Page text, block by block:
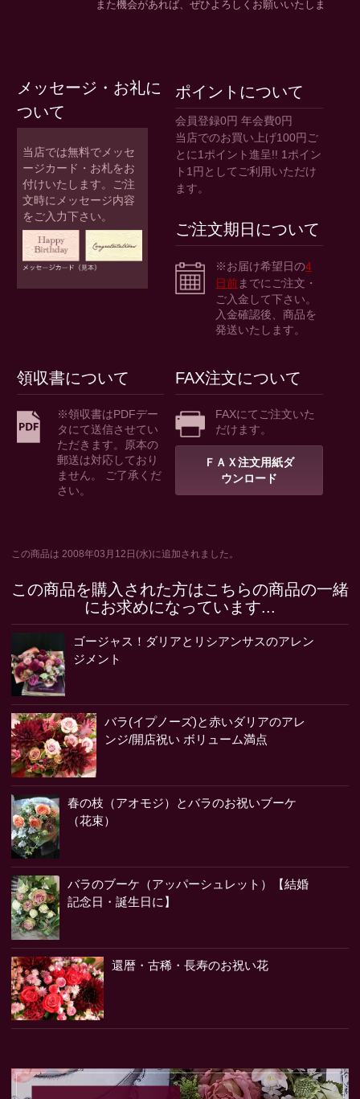
メッセージ・お礼に
ついて
当店では無料でメッセ
ージカード・お札をお
付けいたします。ご注
文時にメッセージ内容
をご入力下さい。
ポイントについて
会員登録0円 年会費0円
当店でのお買い上げ100円ご
とに1ポイント進呈!! 1ポイン
ト1円としてご利用いただけ
ます。
ご注文期日について
※お届け希望日の4
日前までにご注文・
ご入金して下さい。
入金確認後、商品を
発送いたします。
領収書について
※領収書はPDFデー
タにて送信させてい
ただきます。原本の
郵送は対応しており
ません。 ご了承くだ
さい。
FAX注文について
FAXにてご注文いた
だけます。
ＦＡＸ注文用紙ダ
ウンロード
この商品は 2008年03月12日(水)に追加されました。
この商品を購入された方はこちらの商品の一緒
にお求めになっています...
ゴージャス！ダリアとリシアンサスのアレン
ジメント
バラ(イプノーズ)と赤いダリアのアレ
ンジ/開店祝い ボリューム満点
春の枝（アオモジ）とバラのお祝いブーケ
（花束）
バラのブーケ（アッパーシュレット）【結婚
記念日・誕生日に】
還暦・古稀・長寿のお祝い花